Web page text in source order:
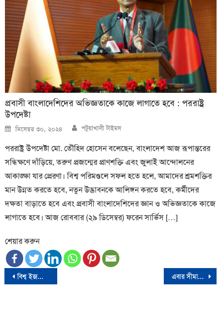
প্রবাসী বাংলাদেশিদের অভিজ্ঞতাকে কাজে লাগাতে হবে : পররাষ্ট্র
উপদেষ্টা
Posted
on
ডিসেম্বর ৩০, ২০২৪ Author
পটুয়াখালী টাইমস
পররাষ্ট্র উপদেষ্টা মো. তৌহিদ হোসেন বলেছেন, বাংলাদেশ আজ রূপান্তরের
সন্ধিক্ষণে দাঁড়িয়ে, তরুণ প্রজন্মের প্রাণশক্তি এবং জুলাই আন্দোলনের
আকাঙ্ক্ষা যার প্রেরণা। বিশ্ব পরিমণ্ডলে সফল হতে হলে, আমাদের শ্রমশক্তির
মান উন্নত করতে হবে, নতুন উদ্ভাবনকে আলিঙ্গন করতে হবে, কর্মীদের
দক্ষতা বাড়াতে হবে এবং প্রবাসী বাংলাদেশিদের জ্ঞান ও অভিজ্ঞতাকে কাজে
লাগাতে হবে। আজ রোববার (২৯ ডিসেম্বর) ফরেন সার্ভিস […]
শেয়ার করুন
Post
বিশ্ব ইজতেমার দ্বিতীয় পর্ব শুরু শুক্রবার এবার সীমান্ত উদারভাবে খুঁলে দেব না- কাদের